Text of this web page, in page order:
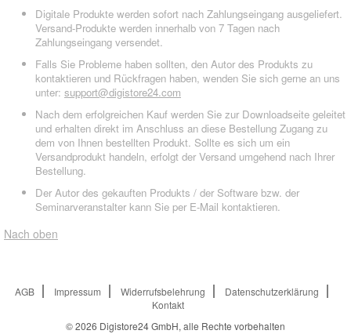
Digitale Produkte werden sofort nach Zahlungseingang ausgeliefert.
Versand-Produkte werden innerhalb von 7 Tagen nach
Zahlungseingang versendet.
Falls Sie Probleme haben sollten, den Autor des Produkts zu
kontaktieren und Rückfragen haben, wenden Sie sich gerne an uns
unter: support@digistore24.com
Nach dem erfolgreichen Kauf werden Sie zur Downloadseite geleitet
und erhalten direkt im Anschluss an diese Bestellung Zugang zu
dem von Ihnen bestellten Produkt. Sollte es sich um ein
Versandprodukt handeln, erfolgt der Versand umgehend nach Ihrer
Bestellung.
Der Autor des gekauften Produkts / der Software bzw. der
Seminarveranstalter kann Sie per E-Mail kontaktieren.
Nach oben
AGB Impressum Widerrufsbelehrung
Datenschutzerklärung
Kontakt
© 2026 Digistore24 GmbH, alle Rechte vorbehalten